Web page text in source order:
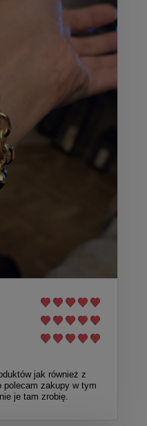
jak również z
polecam zakupy w tym
je tam zrobię.